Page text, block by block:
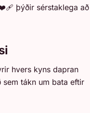
þýðir sérstaklega að
hvers kyns dapran
tákn um bata eftir